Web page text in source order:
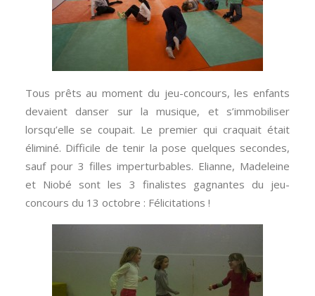
Tous prêts au moment du jeu-concours, les enfants
devaient danser sur la musique, et s’immobiliser
lorsqu’elle se coupait. Le premier qui craquait était
éliminé. Difficile de tenir la pose quelques secondes,
sauf pour 3 filles imperturbables. Elianne, Madeleine
et Niobé sont les 3 finalistes gagnantes du jeu-
concours du 13 octobre : Félicitations !